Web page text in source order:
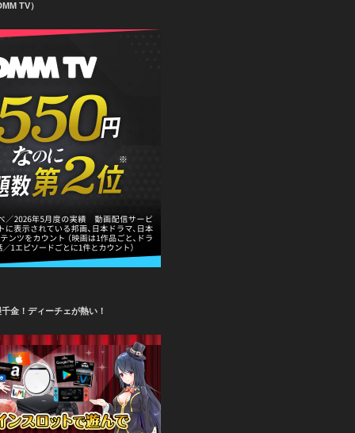
TV）
金！ディーチェが熱い！